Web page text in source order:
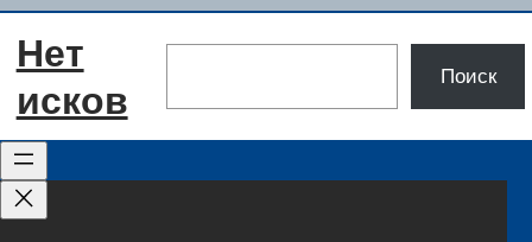
Перейти
Нет
исков
Поиск